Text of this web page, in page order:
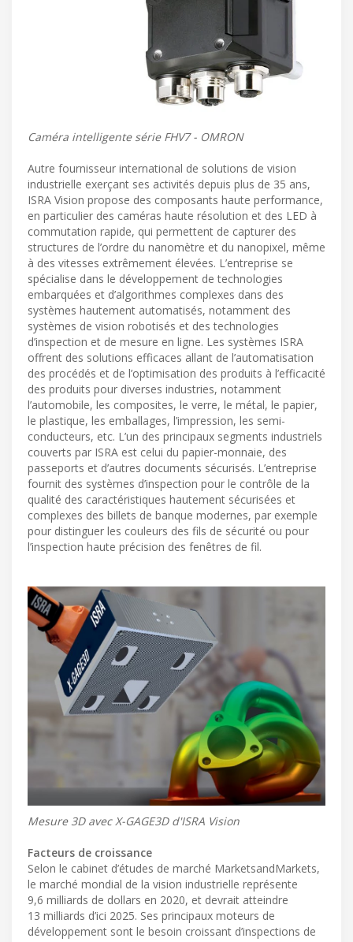
Caméra intelligente série FHV7 - OMRON
Autre fournisseur international de solutions de vision
industrielle exerçant ses activités depuis plus de 35 ans,
ISRA Vision propose des composants haute performance,
en particulier des caméras haute résolution et des LED à
commutation rapide, qui permettent de capturer des
structures de l’ordre du nanomètre et du nanopixel, même
à des vitesses extrêmement élevées. L’entreprise se
spécialise dans le développement de technologies
embarquées et d’algorithmes complexes dans des
systèmes hautement automatisés, notamment des
systèmes de vision robotisés et des technologies
d’inspection et de mesure en ligne. Les systèmes ISRA
offrent des solutions efficaces allant de l’automatisation
des procédés et de l’optimisation des produits à l’efficacité
des produits pour diverses industries, notamment
l’automobile, les composites, le verre, le métal, le papier,
le plastique, les emballages, l’impression, les semi-
conducteurs, etc. L’un des principaux segments industriels
couverts par ISRA est celui du papier-monnaie, des
passeports et d’autres documents sécurisés. L’entreprise
fournit des systèmes d’inspection pour le contrôle de la
qualité des caractéristiques hautement sécurisées et
complexes des billets de banque modernes, par exemple
pour distinguer les couleurs des fils de sécurité ou pour
l’inspection haute précision des fenêtres de fil.
Mesure 3D avec X-GAGE3D d'ISRA Vision
Facteurs de croissance
Selon le cabinet d’études de marché MarketsandMarkets,
le marché mondial de la vision industrielle représente
9,6 milliards de dollars en 2020, et devrait atteindre
13 milliards d’ici 2025. Ses principaux moteurs de
développement sont le besoin croissant d’inspections de